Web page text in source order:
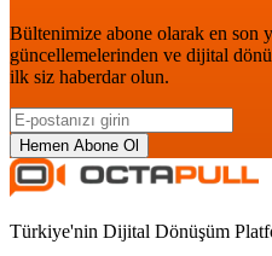
Bültenimize abone olarak en son
güncellemelerinden ve dijital
ilk siz haberdar olun.
Hemen Abone Ol
Türkiye'nin Dijital Dönüşüm